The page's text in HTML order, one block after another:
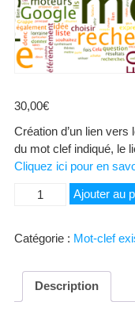
30,00€
Création d’un lien
du mot clef indiqué, le
Cliquez ici pour en
quantité
Ajouter au
Catégorie : Mot-clef
Description